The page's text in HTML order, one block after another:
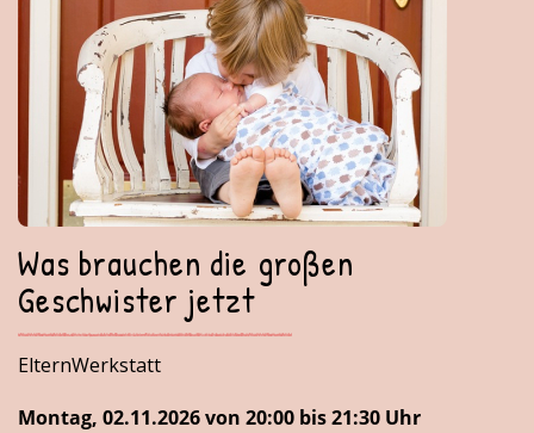
Was brauchen die großen
Geschwister jetzt
ElternWerkstatt
Montag, 02.11.2026 von 20:00 bis 21:30 Uhr